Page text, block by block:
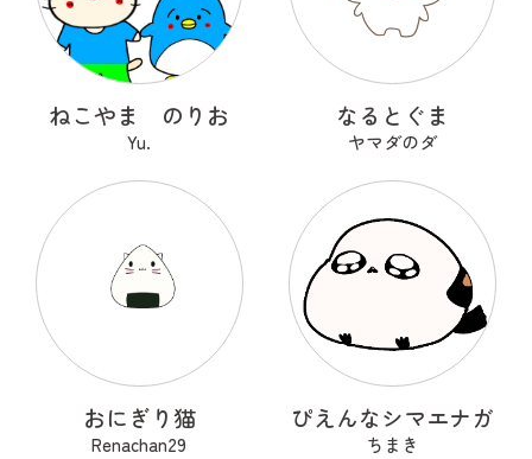
ねこやま のりお
Yu.
なるとぐま
ヤマダのダ
おにぎり猫
Renachan29
ぴえんなシマエナガ
ちまき